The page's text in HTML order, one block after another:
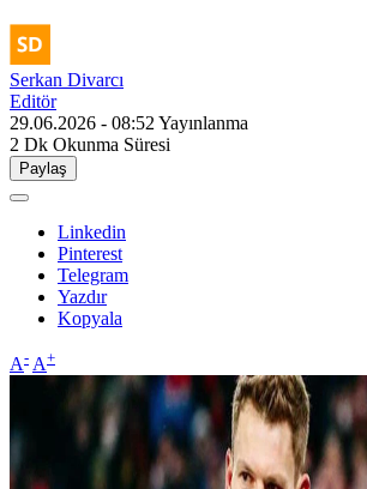
Serkan Divarcı
Editör
29.06.2026 - 08:52 Yayınlanma
2 Dk Okunma Süresi
Paylaş
Linkedin
Pinterest
Telegram
Yazdır
Kopyala
A- A+